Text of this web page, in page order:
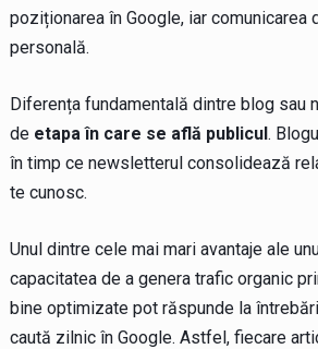
poziționarea în Google, iar comunicarea
personală.
Diferența fundamentală dintre blog sau
de etapa în care se află publicul.
în timp ce newsletterul consolidează
te cunosc.
Unul dintre cele mai mari avantaje ale
capacitatea de a genera trafic organic
bine optimizate pot răspunde la
caută zilnic în Google. Astfel, fiecare